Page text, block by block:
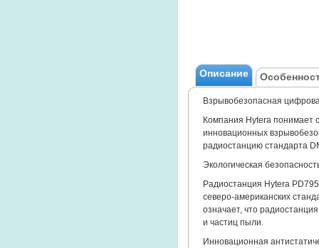
Описание
Взрывобезопасная
Компания Hytera понимает
инновационных
радиостанцию стандарта
Экологическая
Радиостанция Hytera
северо-американских
означает, что
и частиц пыли.
Инновационная